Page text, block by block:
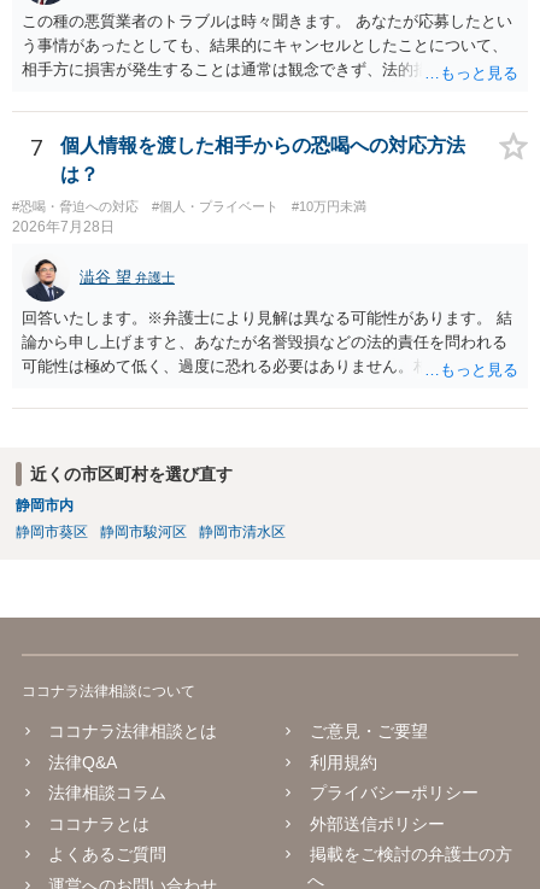
この種の悪質業者のトラブルは時々聞きます。 あなたが応募したとい
う事情があったとしても、結果的にキャンセルとしたことについて、
相手方に損害が発生することは通常は観念できず、法的措置を採って
ず、最寄りの消費生活センターへ相談し、連絡を無視してよいかどう
かのアドバイスを受けられることをお勧めします。しつこいようであ
れば、弁護士へ依頼して警告してもらうことも必要になるかもしれま
せん。
7
個人情報を渡した相手からの恐喝への対応方法
は？
#恐喝・脅迫への対応 #個人・プライベート #10万円未満
2026年7月28日
澁谷 望 弁護士
回答いたします。※弁護士により見解は異なる可能性があります。 結
論から申し上げますと、あなたが名誉毀損などの法的責任を問われる
可能性は極めて低く、過度に恐れる必要はありません。相手の行為こ
は警察の介入を恐れて逃げた可能性が高いと考えられます。 今後の具
取りで「詐欺か」と聞いただけで名誉毀損は成立しません） ・マイナ
ンバー総合フリーダイヤルへ連絡し、カードの一時停止と再発行手続
きを行う ・万が一に備え、会社には「個人情報を悪用されたトラブル
に巻き込まれた」と事前伝えておく すでに警察へ相談済みとのことで
近くの市区町村を選び直す
静岡市内
静岡市葵区
静岡市駿河区 静岡市清水区
ココナラ法律相談について
ココナラ法律相談とは
法律Q&A
法律相談コラム
ココナラとは
よくあるご質問
運営へのお問い合わせ
ご意見・ご要望
利用規約
プライバシーポリシー
外部送信ポリシー
掲載をご検討の弁護士の方
へ